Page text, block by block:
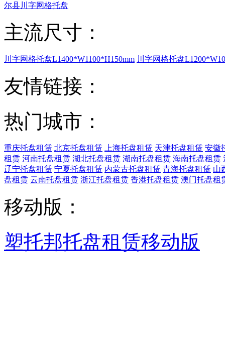
尔县川字网格托盘
主流尺寸：
川字网格托盘L1400*W1100*H150mm 川字网格托盘
友情链接：
热门城市：
重庆托盘租赁 北京托盘租赁 上海托盘租赁 天津托盘租赁 安徽
租赁 河南托盘租赁 湖北托盘租赁 湖南托盘租赁 海南托盘租赁
辽宁托盘租赁 宁夏托盘租赁 内蒙古托盘租赁 青海托盘租赁 山
盘租赁 云南托盘租赁 浙江托盘租赁 香港托盘租赁 澳门托盘租
移动版：
塑托邦托盘租赁移动版